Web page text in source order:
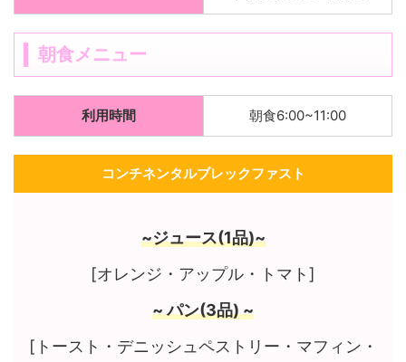
朝食メニュー
利用時間 朝食6:00~11:00
コンチネンタルブレックファスト
~ジュース(1品)~
[オレンジ・アップル・トマト]
~ パン(3品) ~
[トースト・デニッシュペストリー・マフィン・